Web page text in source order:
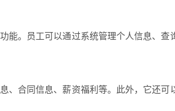
能。员工可以通过系统管理个人信息、
、合同信息、薪资福利等。此外，它还